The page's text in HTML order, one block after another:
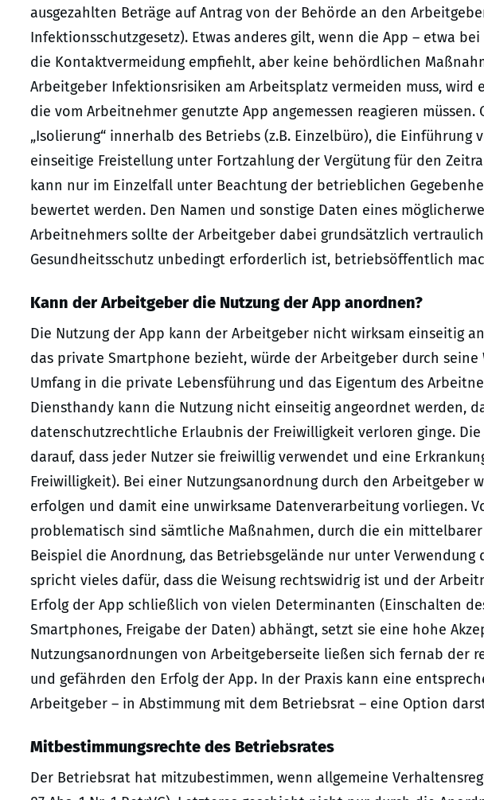
ausgezahlten Beträge auf Antrag von der Behörde an den
Infektionsschutzgesetz). Etwas anderes gilt, wenn die App – etwa
die Kontaktvermeidung empfiehlt, aber keine behördlichen
Arbeitgeber Infektionsrisiken am Arbeitsplatz vermeiden muss, wird
die vom Arbeitnehmer genutzte App angemessen reagieren
„Isolierung“ innerhalb des Betriebs (z.B. Einzelbüro), die Einführung
einseitige Freistellung unter Fortzahlung der Vergütung für den
kann nur im Einzelfall unter Beachtung der betrieblichen
bewertet werden. Den Namen und sonstige Daten eines
Arbeitnehmers sollte der Arbeitgeber dabei grundsätzlich
Gesundheitsschutz unbedingt erforderlich ist, betriebsöffentlich
Kann der Arbeitgeber die Nutzung der App anordnen?
Die Nutzung der App kann der Arbeitgeber nicht wirksam einseitig
das private Smartphone bezieht, würde der Arbeitgeber durch
Umfang in die private Lebensführung und das Eigentum des
Diensthandy kann die Nutzung nicht einseitig angeordnet werden,
datenschutzrechtliche Erlaubnis der Freiwilligkeit verloren ginge.
darauf, dass jeder Nutzer sie freiwillig verwendet und eine
Freiwilligkeit). Bei einer Nutzungsanordnung durch den Arbeitgeber
erfolgen und damit eine unwirksame Datenverarbeitung vorliegen.
problematisch sind sämtliche Maßnahmen, durch die ein mittelbarer
Beispiel die Anordnung, das Betriebsgelände nur unter Verwendung
spricht vieles dafür, dass die Weisung rechtswidrig ist und der
Erfolg der App schließlich von vielen Determinanten (Einschalten
Smartphones, Freigabe der Daten) abhängt, setzt sie eine hohe
Nutzungsanordnungen von Arbeitgeberseite ließen sich fernab der
und gefährden den Erfolg der App. In der Praxis kann eine
Arbeitgeber – in Abstimmung mit dem Betriebsrat – eine Option
Mitbestimmungsrechte des Betriebsrates
Der Betriebsrat hat mitzubestimmen, wenn allgemeine